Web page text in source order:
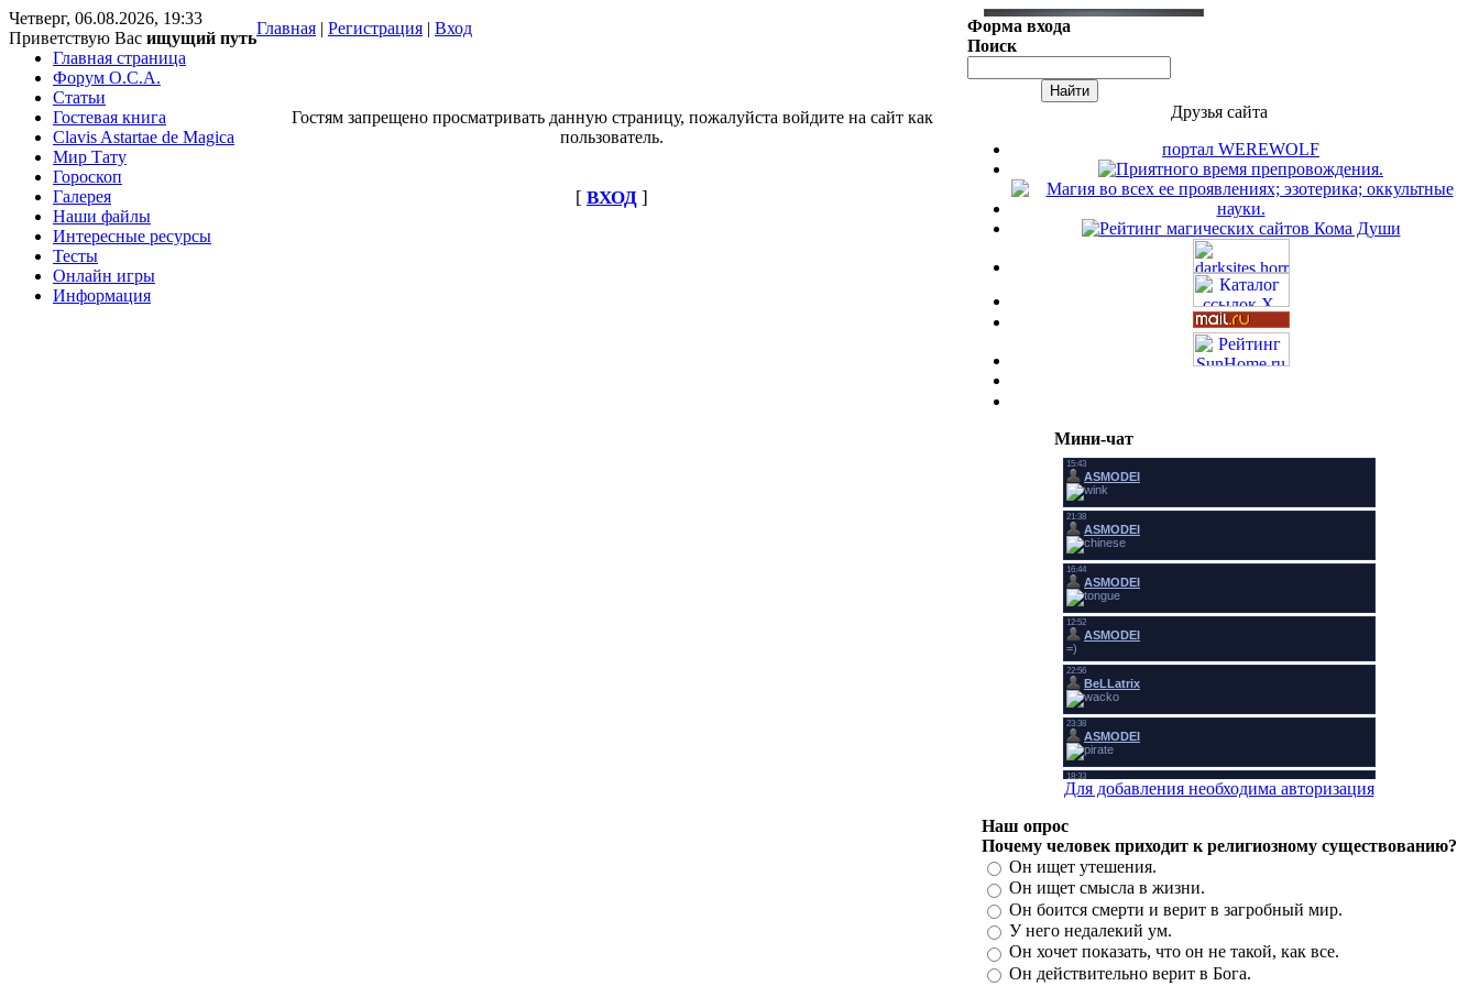
Четверг, 06.08.2026, 19:33
Приветствую Вас ищущий путь
Главная | Регистрация | Вход
Главная страница
Форум O.C.A.
Статьи
Гостевая книга
Clavis Astartae de Magica
Мир Тату
Гороскоп
Галерея
Наши файлы
Интересные ресурсы
Тесты
Онлайн игры
Информация
Гостям запрещено просматривать данную страницу, пожалуйста войдите на сайт как
пользователь.
[ ВХОД ]
Форма входа
Поиск
Друзья сайта
портал WEREWOLF
Мини-чат
Для добавления необходима авторизация
Наш опрос
Почему человек приходит к религиозному существованию?
Он ищет утешения.
Он ищет смысла в жизни.
Он боится смерти и верит в загробный мир.
У него недалекий ум.
Он хочет показать, что он не такой, как все.
Он действительно верит в Бога.